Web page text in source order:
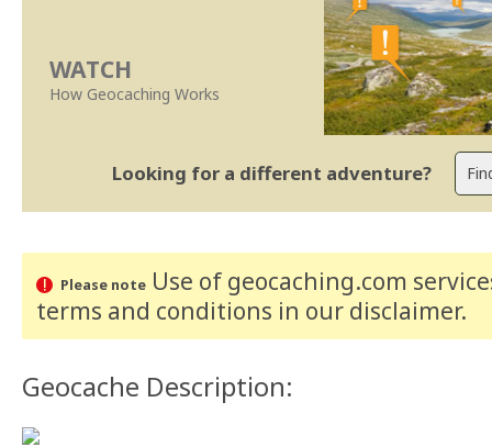
WATCH
How Geocaching Works
Looking for a different adventure?
Please noteUse of geocaching.com
terms and conditions in our disclaimer.
Geocache Description: